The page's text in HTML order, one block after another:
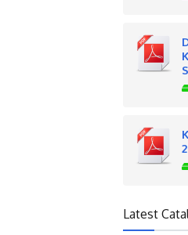
Latest